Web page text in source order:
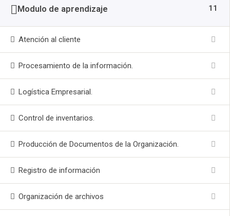
Modulo de aprendizaje 11
Atención al cliente
Procesamiento de la información.
Logística Empresarial.
Control de inventarios.
Producción de Documentos de la Organización.
Registro de información
Organización de archivos